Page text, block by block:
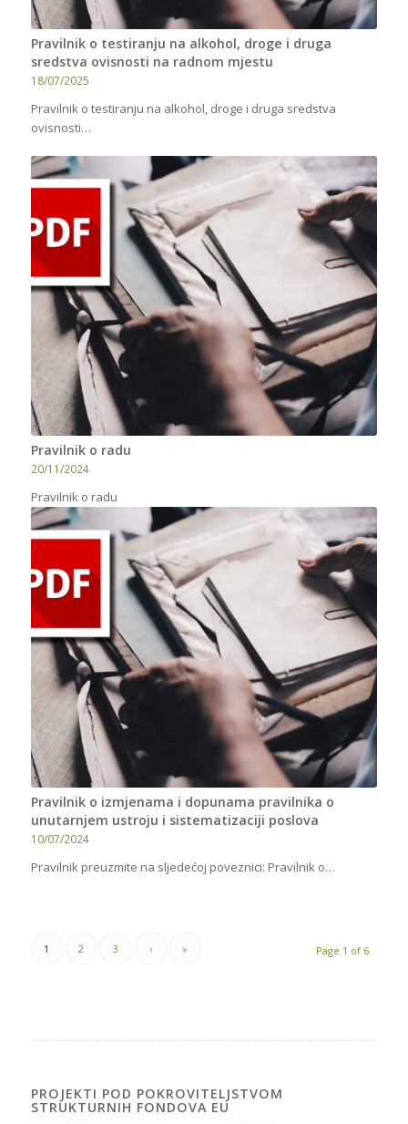
Pravilnik o testiranju na alkohol, droge i druga
sredstva ovisnosti na radnom mjestu
18/07/2025
Pravilnik o testiranju na alkohol, droge i druga sredstva
ovisnosti…
Pravilnik o radu
20/11/2024
Pravilnik o radu
Pravilnik o izmjenama i dopunama pravilnika o
unutarnjem ustroju i sistematizaciji poslova
10/07/2024
Pravilnik preuzmite na sljedećoj poveznici: Pravilnik o…
Page 1 of 6
1 2 3 › »
PROJEKTI POD POKROVITELJSTVOM
STRUKTURNIH FONDOVA EU